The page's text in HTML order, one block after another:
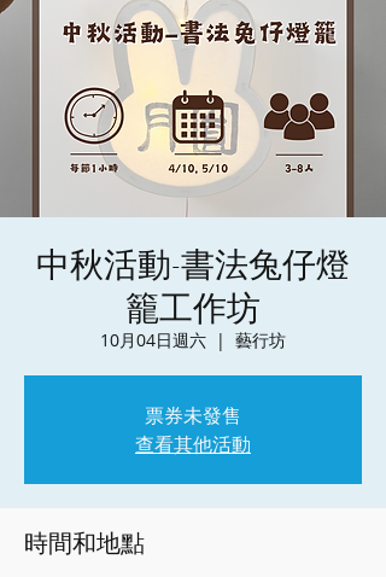
中秋活動-書法兔仔燈
籠工作坊
10月04日週六
  |
藝行坊
票券未發售
查看其他活動
時間和地點